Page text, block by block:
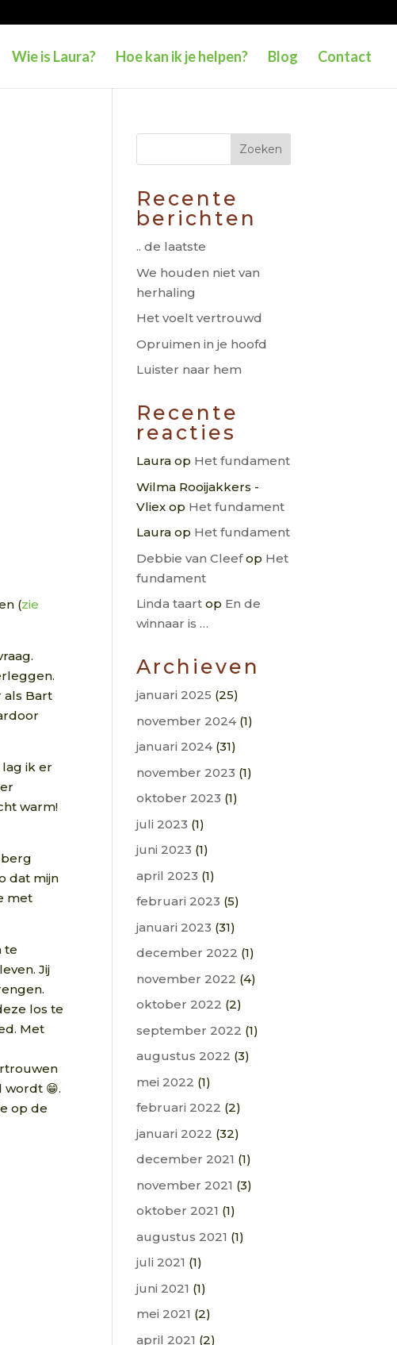
Wie is Laura? Hoe kan ik je helpen? Blog Contact
(zie
als Bart
ik er
warm!
dat mijn
met
te
Jij
los te
Met
wordt 😁.
op de
Recente
berichten
.. de laatste
We houden niet van
herhaling
Het voelt vertrouwd
Opruimen in je hoofd
Luister naar hem
Recente
reacties
Laura op Het fundament
Wilma Rooijakkers -
Vliex op Het fundament
Laura op Het fundament
Debbie van Cleefop Het
fundament
Linda taart op En de
winnaar is …
Archieven
januari 2025 (25)
november 2024 (1)
januari 2024 (31)
november 2023 (1)
oktober 2023 (1)
juli 2023 (1)
juni 2023 (1)
april 2023 (1)
februari 2023 (5)
januari 2023 (31)
december 2022 (1)
november 2022 (4)
oktober 2022 (2)
september 2022 (1)
augustus 2022 (3)
mei 2022 (1)
februari 2022 (2)
januari 2022 (32)
december 2021 (1)
november 2021 (3)
oktober 2021 (1)
augustus 2021 (1)
juli 2021 (1)
juni 2021 (1)
mei 2021 (2)
april 2021 (2)